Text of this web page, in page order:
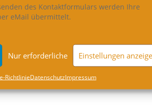
des Kontaktformulars werden Ihre
eMail übermittelt.
Nur erforderliche Einstellungen
Richt­li­nieDaten­schutzImpres­sum